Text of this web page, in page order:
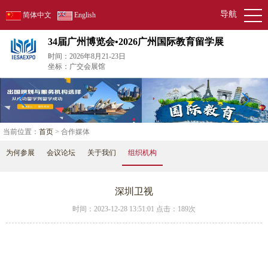
简体中文 English 导航
34届广州博览会•2026广州国际教育留学展
时间：2026年8月21-23日
坐标：广交会展馆
当前位置： 首页 > 合作媒体
为何参展 会议论坛 关于我们 组织机构
深圳卫视
时间：2023-12-28 13:51:01 点击： 189次